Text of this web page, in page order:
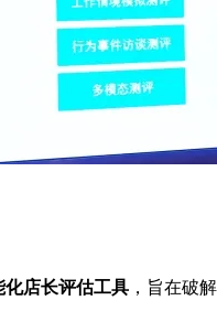
化店长评估工具 ，旨在破